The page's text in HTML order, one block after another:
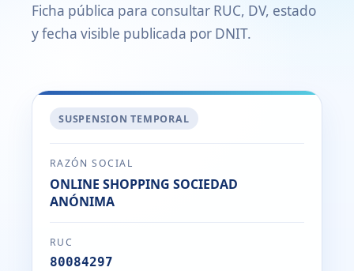
Ficha pública para consultar RUC, DV, estado
y fecha visible publicada por DNIT.
SUSPENSION TEMPORAL
RAZÓN SOCIAL
ONLINE SHOPPING SOCIEDAD
ANÓNIMA
RUC
80084297